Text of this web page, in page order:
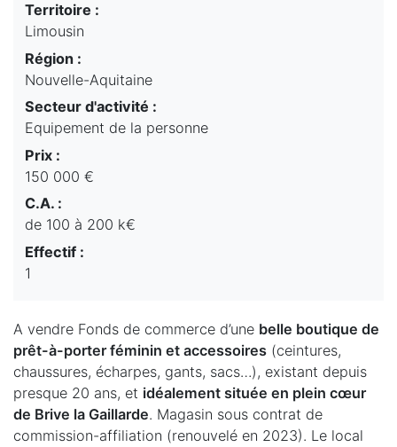
Territoire :
Limousin
Région :
Nouvelle-Aquitaine
Secteur d'activité :
Equipement de la personne
Prix :
150 000 €
C.A. :
de 100 à 200 k€
Effectif :
1
A vendre Fonds de commerce d’une belle boutique de
prêt-à-porter féminin et accessoires (ceintures,
chaussures, écharpes, gants, sacs…), existant depuis
presque 20 ans, et idéalement située en plein cœur
de Brive la Gaillarde. Magasin sous contrat de
commission-affiliation (renouvelé en 2023). Le local